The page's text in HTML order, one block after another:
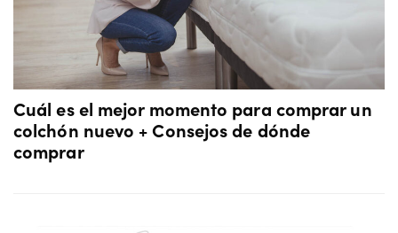
Cuál es el mejor momento para comprar un
colchón nuevo + Consejos de dónde
comprar